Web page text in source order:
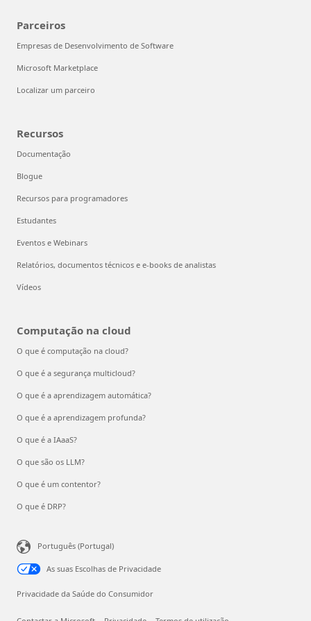
Parceiros
Empresas de Desenvolvimento de Software
Microsoft Marketplace
Localizar um parceiro
Recursos
Documentação
Blogue
Recursos para programadores
Estudantes
Eventos e Webinars
Relatórios, documentos técnicos e e-books de analistas
Vídeos
Computação na cloud
O que é computação na cloud?
O que é a segurança multicloud?
O que é a aprendizagem automática?
O que é a aprendizagem profunda?
O que é a IAaaS?
O que são os LLM?
O que é um contentor?
O que é DRP?
Português (Portugal)
As suas Escolhas de Privacidade
Privacidade da Saúde do Consumidor